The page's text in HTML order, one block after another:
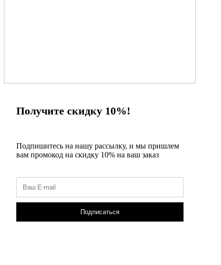
Получите скидку 10%!
Подпишитесь на нашу рассылку, и мы пришлем
вам промокод на скидку 10% на ваш заказ